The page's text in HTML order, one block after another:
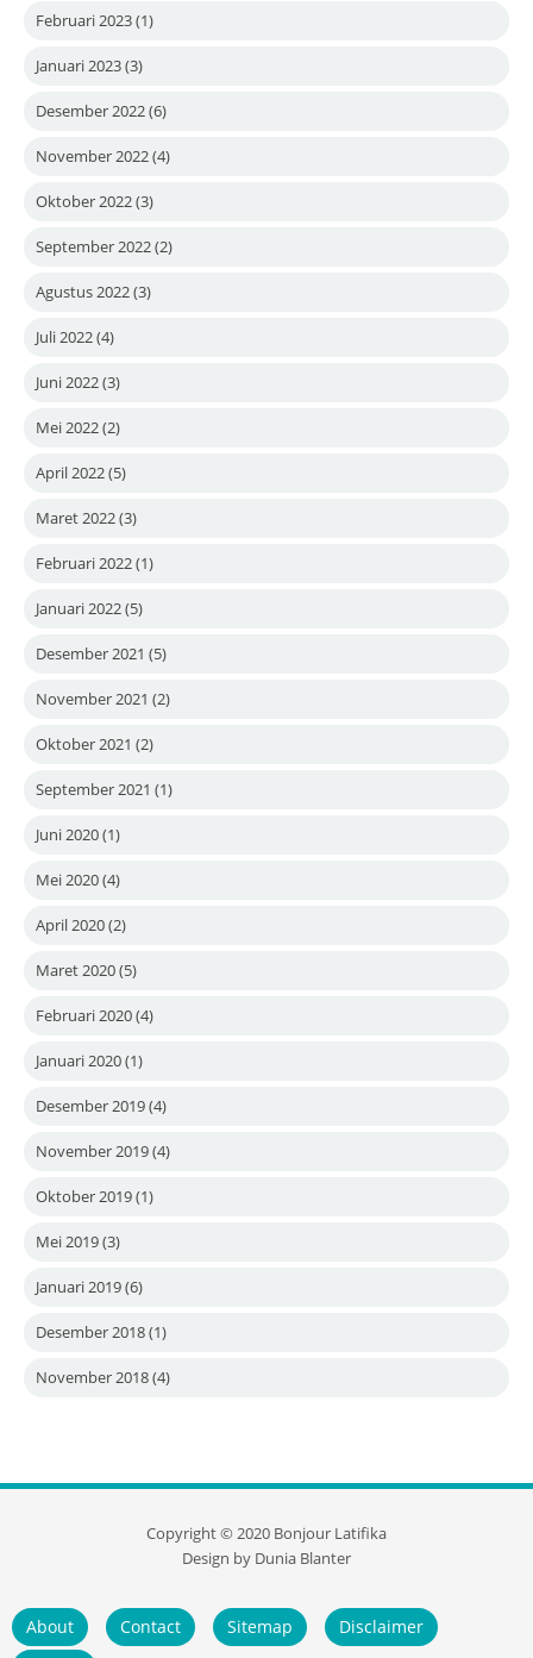
Februari 2023(1)
Januari 2023(3)
Desember 2022(6)
November 2022(4)
Oktober 2022(3)
September 2022(2)
Agustus 2022(3)
Juli 2022(4)
Juni 2022(3)
Mei 2022(2)
April 2022(5)
Maret 2022(3)
Februari 2022(1)
Januari 2022(5)
Desember 2021 (5)
November 2021 (2)
Oktober 2021 (2)
September 2021 (1)
Juni 2020(1)
Mei 2020(4)
April 2020(2)
Maret 2020(5)
Februari 2020(4)
Januari 2020(1)
Desember 2019(4)
November 2019(4)
Oktober 2019(1)
Mei 2019(3)
Januari 2019(6)
Desember 2018(1)
November 2018(4)
Copyright ©2020 Bonjour Latifika
Design by Dunia Blanter
About Contact Sitemap Disclaimer